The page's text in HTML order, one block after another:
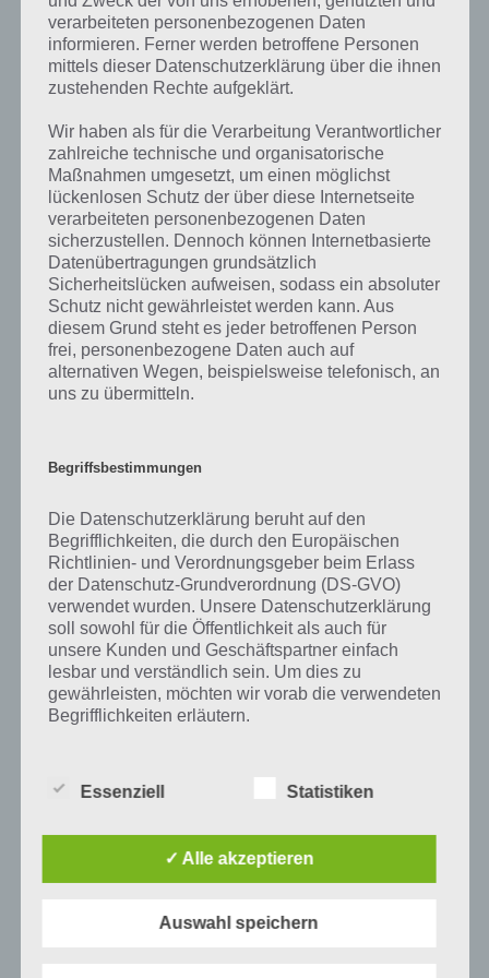
Die obige Lösung stimmt leider nicht mehr?
Wenn die Lösung, die wir dir oben Davon macht man gerne Fotos
vorgestellt haben, nicht mehr aktuell sein sollte oder ein Wort in der
Lösung von 94 Prozent fehlt, so teile uns die korrekten Lösungen
einfach in den Kommentaren mit. Nur so können wir stets die
aktuellen Antworten auf die zahlreichen Fragen und Sachverhalte in
der App geben. Da die Entwickler die Lösungen immer mal wieder
verändern.
Darum geht es bei 94%
Was ist 94%? In der App 94% musst du auf Basis eines Bildes oder
einer Aussage die Antworten herausfinden, die von anderen Spielern
am häufigsten genannt worden sind. Nur so kannst du das nächste
Level freischalten. Zusammenaddiert ergeben alle Antworten 94
wurde die App mittlerweile heruntergeladen und gehört mit zu den
und iTunes App Store.
Auf WhatsApp teilen Teilen auf Facebook
Tweet auf Twitter
verarbeiteten personenbezogenen Daten
informieren. Ferner werden betroffene Personen
mittels dieser Datenschutzerklärung über die ihnen
zustehenden Rechte aufgeklärt.
Wir haben als für die Verarbeitung Verantwortlicher
zahlreiche technische und organisatorische
Maßnahmen umgesetzt, um einen möglichst
lückenlosen Schutz der über diese Internetseite
verarbeiteten personenbezogenen Daten
sicherzustellen. Dennoch können Internetbasierte
Datenübertragungen grundsätzlich
Sicherheitslücken aufweisen, sodass ein absoluter
Schutz nicht gewährleistet werden kann. Aus
diesem Grund steht es jeder betroffenen Person
frei, personenbezogene Daten auch auf
alternativen Wegen, beispielsweise telefonisch, an
uns zu übermitteln.
Begriffsbestimmungen
Die Datenschutzerklärung beruht auf den
Begrifflichkeiten, die durch den Europäischen
Richtlinien- und Verordnungsgeber beim Erlass
der Datenschutz-Grundverordnung (DS-GVO)
verwendet wurden. Unsere Datenschutzerklärung
soll sowohl für die Öffentlichkeit als auch für
unsere Kunden und Geschäftspartner einfach
lesbar und verständlich sein. Um dies zu
gewährleisten, möchten wir vorab die verwendeten
Begrifflichkeiten erläutern.
unter anderem die folgenden Begriffe:
a) personenbezogene Daten
Informationen, die sich auf eine identifizierte
Essenziell Statistiken
✓ Alle akzeptieren
Auswahl speichern